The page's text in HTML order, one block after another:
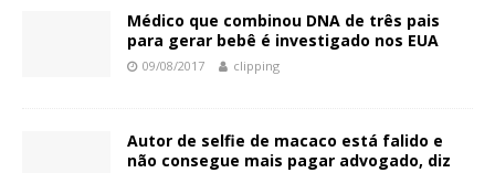
Médico que combinou DNA de três pais
para gerar bebê é investigado nos EUA
09/08/2017 clipping
Autor de selfie de macaco está falido e
não consegue mais pagar advogado, diz